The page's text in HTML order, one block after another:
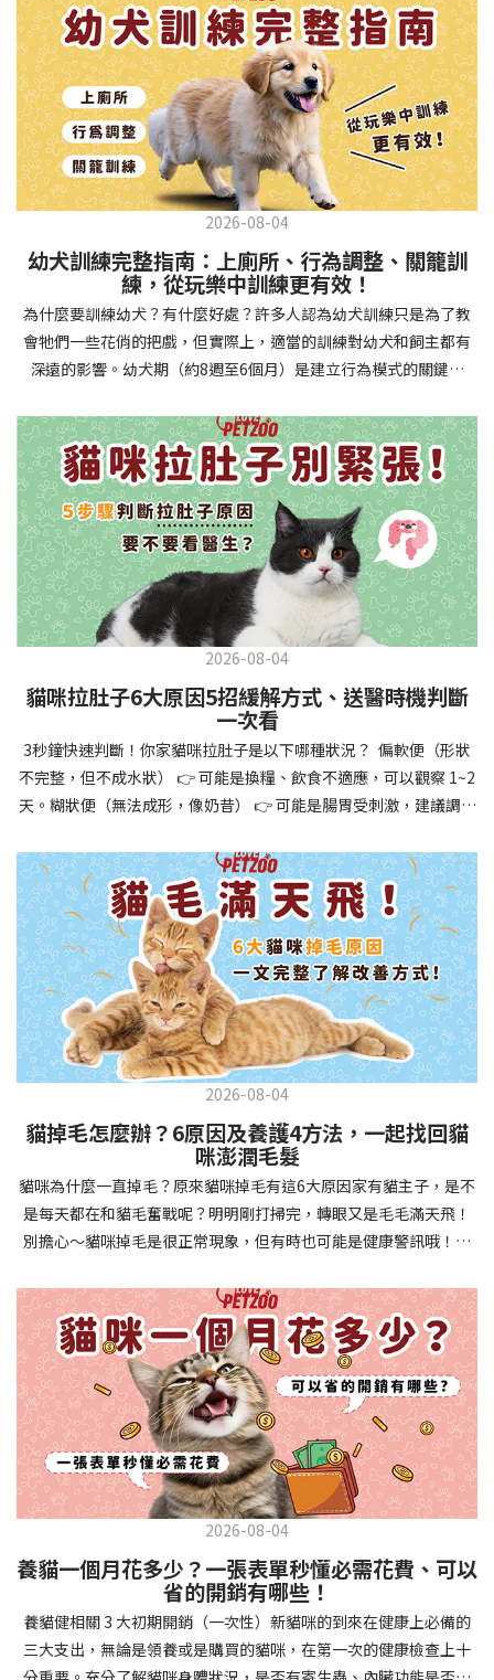
2026-08-04
幼犬訓練完整指南：上廁所、行為調整、關籠訓
練，從玩樂中訓練更有效！
為什麼要訓練幼犬？有什麼好處？許多人認為幼犬訓練只是為了教
會牠們一些花俏的把戲，但實際上，適當的訓練對幼犬和飼主都有
深遠的影響。幼犬期（約8週至6個月）是建立行為模式的關鍵時
的行為問題，並建立人犬間的健康關係。 建立安全健康的生活環境
透過基礎訓練，幼犬能學會家居規則，避免危險行為和破壞家具。
像是「不」和「放下」等指令可以阻止幼犬咬電線或誤食有害物
質，有效降低居家意外風險。規律的如廁訓練則能養成良好衛生習
慣，讓家中環境保持乾淨舒適。增強溝通與信任關係訓練過程就像
建立一種共同語言，幫助你和幼犬更好地理解彼此。當幼犬學會回
應你的指令，不只增加了互動機會，也建立了主人作為領導者的地
位。正向獎勵式訓練更能培養幼犬對你的信任感，強化情感連結，
創造更和諧的相處模式。培養社交技能與適應能力及早接觸各種環
境和刺激，能幫助幼犬成長為自信穩定的成犬。適當的社會化訓練
讓牠們學會如何與其他狗狗、動物和人類和平相處，減少恐懼或攻
擊行為。這種適應能力使幼犬未來能從容面對獸醫檢查、美容
salon、寄宿或旅行等各種情境，大大提升生活品質。 訓練幼犬不只
是教會指令，更是塑造性格和習慣的過程！ 透過耐心且一致的訓
練，你不僅能擁有一隻聽話的好狗狗，更能建立起相互尊重的終身
相處中獲得回報狗狗訓練指南，六步驟培養幼犬開始幼犬訓練時，
系統性的方法能帶來最佳效果。從信任建立到習慣養成，每個階段
都至關重要，缺一不可。良好的訓練應循序漸進，把握幼犬成長敏
感期，以積極正向的方式引導。遵循這六個步驟，即使是第一次養
狗的新手，也能輕鬆將調皮的小狗訓練成聽話的好夥伴！建立信任
基礎 幼犬訓練的第一步不是教指令，而是建立信任。剛到新家的幼
犬可能感到緊張不安，給予適當空間適應環境很重要。用溫柔的聲
音交談，提供安全舒適的窩，維持規律的餵食和如廁時間，讓幼犬
感到安心。輕輕撫摸、溫柔擁抱，每天安排固定玩耍時間，這些都
任你後，可開始教導基本指令。從簡單的「坐下」開始，再逐步學
習「趴下」、「等待」和「過來」。每次訓練保持在5-10分鐘內，
避免幼犬注意力分散。使用清晰一致的口令和手勢，成功時立即給
予獎勵和讚美。記住，重複是學習的關鍵，每天多次短時間練習效
果最佳。調整日常行為除了基本指令，幼犬還需學習生活禮儀。如
時立即獎勵。另外要處理的常見問題包括咬人、啃咬家具和亂叫。
每當出現不當行為，給予適當替代品（如咬玩具代替咬手），並在
幼犬選擇正確行為時獎勵，這比責罵更有效。社交化訓練 兩個月大
的幼犬正處於社會化黃金期，這階段的經驗將深刻影響未來性格。
安排幼犬接觸不同人類（包括兒童、戴眼鏡的人、使用拐杖的人
等）、各種動物、交通工具和環境聲音。起初保持在安全、受控的
情境中，逐漸增加複雜度。每次正面社交體驗後給予獎勵，建立幼
犬對新事物的積極態度。進階技巧強化 基礎訓練穩固後，可以進入
更複雜的技巧訓練。這包括遠距離控制、不同干擾下的指令遵從、
多步驟動作等。使用延遲獎勵技巧，讓幼犬學會即使沒有立即獎勵
也能保持良好行為。引入不同環境中的訓練，如公園、寵物店等，
幫助幼犬在各種情境下都能聽從指令。維持良好習慣 成功的訓練不
是一次性的，而是需要持續維護。即使幼犬已經掌握所有技能，也
要定期複習，防止行為退化。將訓練融入日常生活，如出門前的
2026-08-04
貓咪拉肚子6大原因5招緩解方式、送醫時機判斷
一次看
3秒鐘快速判斷！你家貓咪拉肚子是以下哪種狀況？ 偏軟便（形狀
不完整，但不成水狀） 👉 可能是換糧、飲食不適應，可以觀察 1~2
天。糊狀便（無法成形，像奶昔） 👉 可能是腸胃受刺激，建議調整
若超過 24 小時沒改善，建議就醫。血便（帶血絲或黑色糞便） 👉
可能是嚴重腸胃問題，應立即帶去獸醫院！想知道貓咪拉肚子的真
正原因，只要透過 5 個簡單步驟，就能判斷問題嚴重性，決定是否
需要就醫！接下來我們一起來看看該怎麼做吧！🐾 貓咪拉肚子怎麼
辦？5步驟判斷貓咪拉肚子是否需要馬上看醫生貓咪拉肚子的因素與
許多原因有關，更換食物、誤食異物或不乾淨的東西、寄生蟲、其
他疾病。 5 步驟判斷貓咪拉肚子原因，要不要看醫生？當貓咪拉肚
子時，不用慌張！透過以下 5 個步驟，就能快速判斷原因，並決定
是否需要帶去獸醫院。📌 貓咪拉肚子判斷步驟1：觀察糞便的狀態：
糞便質地是關鍵！不同形態代表不同的腸胃狀況📌 貓咪拉肚子判斷
步驟2：回想最近的飲食變化：有沒有突然換飼料或罐頭？ 有沒有吃
到新零食或人類食物？ 是否誤食異物？📌 貓咪拉肚子判斷步驟3：
確認環境與生活作息：最近是否搬家、換貓砂、新成員加入？ 天氣
是否有變化？ 飼主是否長時間外出？📌 貓咪拉肚子判斷步驟4：觀
察貓咪的精神與食慾：貓咪精神好嗎？、食慾是否正常？，可先觀
下降，表示身體狀況不佳，應儘快就醫！📌 貓咪拉肚子判斷步驟5：
檢查是否需要帶去看獸醫 如果拉肚子 1~2 次但精神好、食慾正常，
可以先觀察，如果腹瀉超過 48 小時或水狀腹瀉 + 嗜睡、食慾下降、
嘔吐 應立即就醫。 透過這 5 個步驟，你可以快速判斷貓咪拉肚子的
原因與嚴重程度，確保毛孩的腸胃健康！如果不確定情況，還是建
議讓獸醫檢查，才能安心哦！🐾💖4種高風險群貓咪拉肚子要小心高
風險貓咪包含：幼貓、老貓、懷孕貓、有慢性疾病貓，這些貓咪在
身體狀況出現警訊時要特別注意，如拉肚子次數超過2次以上，就建
議直接尋求獸醫協助。2要訣判斷貓咪拉肚子要不要看醫生 高風險貓
的貓咪，如拉肚子超過2-3天，建議直接尋求獸醫師協助。並記得提
供觀察紀錄給予獸醫師進行專業判斷。貓咪拉肚子但精神很好？如
果飼主有發現貓咪拉肚子的情形，但貓咪的精神很好。有可能與飲
食方便相關，回想是否進食新的食物，或是正進行飼料更換的過
2026-08-04
貓掉毛怎麼辦？6原因及養護4方法，一起找回貓
咪澎潤毛髮
貓咪為什麼一直掉毛？原來貓咪掉毛有這6大原因家有貓主子，是不
是每天都在和貓毛奮戰呢？明明剛打掃完，轉眼又是毛毛滿天飛！
別擔心～貓咪掉毛是很正常現象，但有時也可能是健康警訊哦！以
兩全其美！貓咪掉毛原因1. 皮膚問題貓咪皮膚問題是造成掉毛的常
見兇手！皮膚發炎、感染或是長期搔癢，都會讓貓咪的毛髮失去健
康光澤並大量脫落。常見的皮膚問題包括皮膚黴菌、細菌感染、疥
癬蟲等寄生蟲，甚至是皮膚過度乾燥。如果發現貓咪皮膚有紅腫、
結痂、脫屑或異常氣味，同時伴隨掉毛，建議盡快帶牠看獸醫哦！
貓咪掉毛原因2. 過敏誰說只有人類會過敏？貓咪也會！貓咪可能對
環境中的塵蟎、花粉、清潔劑，甚至是食物中的某些成分產生過敏
反應。過敏症狀不只是打噴嚏、流眼淚，還會引起皮膚搔癢和掉毛
問題。特別是食物過敏，更是常被忽略的掉毛元兇！如果貓咪經常
抓癢或舔舐特定部位，同時伴隨掉毛，很可能是過敏在作怪呢！貓
咪掉毛原因3. 營養不足貓咪的毛髮健康與營養息息相關！當貓咪飲
食中缺乏必要的蛋白質、脂肪酸（尤其是Omega-3和Omega-
6）、維生素或礦物質時，毛髮就會變得乾燥、脆弱，容易斷裂脫
落。長期餵食低品質或不均衡的貓糧，可能使貓咪營養不良，進而
2026-08-04
養貓一個月花多少？一張表單秒懂必需花費、可以
省的開銷有哪些！
養貓健相關 3 大初期開銷（一次性）新貓咪的到來在健康上必備的
三大支出，無論是領養或是購買的貓咪，在第一次的健康檢查上十